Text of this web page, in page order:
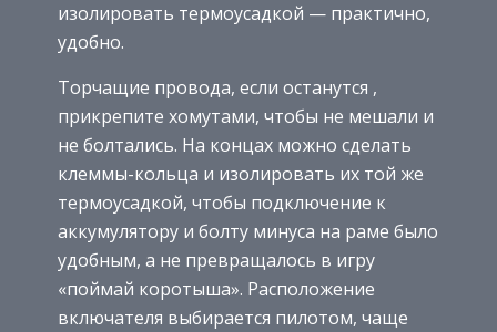
изолировать термоусадкой — практично,
удобно.
Торчащие провода, если останутся ,
прикрепите хомутами, чтобы не мешали и
не болтались. На концах можно сделать
клеммы-кольца и изолировать их той же
термоусадкой, чтобы подключение к
аккумулятору и болту минуса на раме было
удобным, а не превращалось в игру
«поймай коротыша». Расположение
включателя выбирается пилотом, чаще